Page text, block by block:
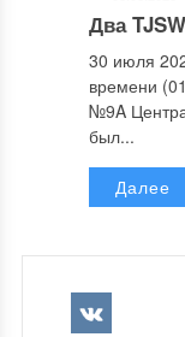
Два
30 июля
времени
№9A
был...
Далее